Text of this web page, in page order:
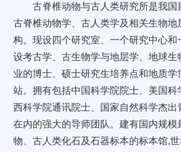
古脊椎动物与古人类研究所是我国
古脊椎动物学、古人类学及相关生物地
构。现设四个研究室、一个研究中心和
设考古学、古生物学与地层学、地球生
业的博士、硕士研究生培养点和地质学
站。拥有包括中国科学院院士、美国科
西科学院通讯院士、国家自然科学杰出
在内的强大的导师团队。建有国内规模
物、古人类化石及石器标本的标本馆,